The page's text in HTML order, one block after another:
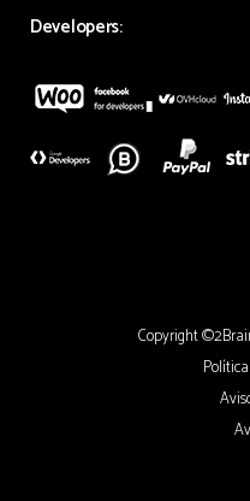
Developers:
Copyright